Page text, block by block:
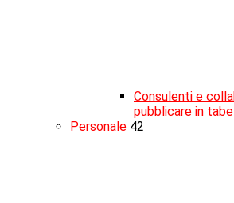
Consulenti e
pubblicare in
Personale 42